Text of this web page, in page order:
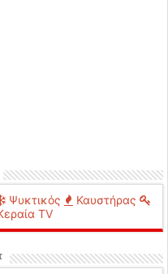
Ψυκτικός
Καυστήρας
TV